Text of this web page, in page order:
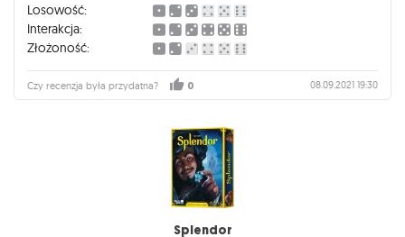
Losowość:
Interakcja:
Złożoność:
Czy recenzja była przydatna? 0 08.09.2021 19:30
Splendor